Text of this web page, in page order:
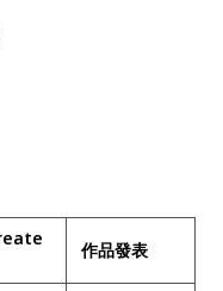
作品發表